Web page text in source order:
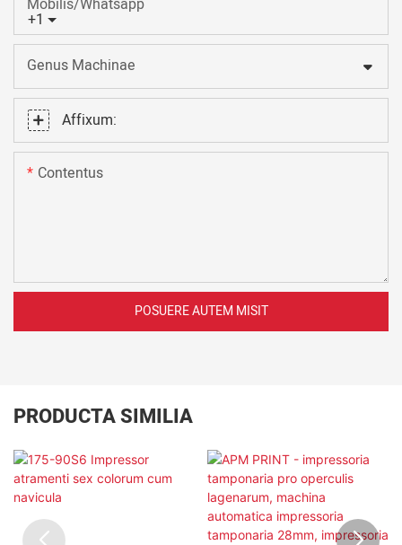
+1
Mobilis/Whatsapp
Genus Machinae
Affixum:
Contentus
POSUERE AUTEM MISIT
PRODUCTA SIMILIA